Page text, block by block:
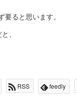
ると思います。
、
RSS feedly